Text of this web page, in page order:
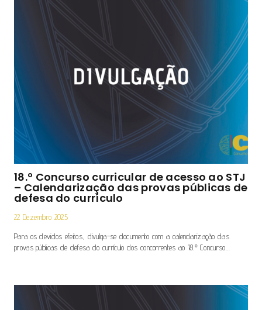
18.º Concurso curricular de acesso ao STJ
– Calendarização das provas públicas de
defesa do currículo
22 Dezembro 2025
Para os devidos efeitos, divulga-se documento com a calendarização das
provas públicas de defesa do currículo dos concorrentes ao 18.º Concurso…